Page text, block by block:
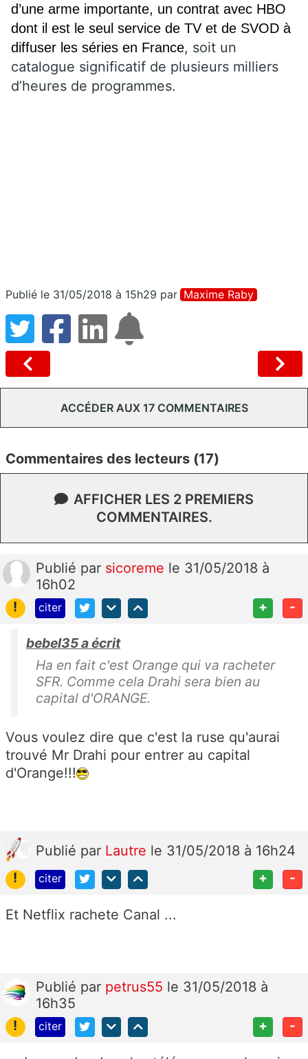
d’une arme importante, un contrat avec HBO
dont il est le seul service de TV et de SVOD à
diffuser les séries en France, soit un
catalogue significatif de plusieurs milliers
d’heures de programmes.
Publié le 31/05/2018 à 15h29 par Maxime Raby
ACCÉDER AUX 17 COMMENTAIRES
Commentaires des lecteurs (17)
AFFICHER LES 2 PREMIERS
COMMENTAIRES.
Publié par sicoreme le 31/05/2018 à
16h02
!
citer + -
bebel35 a écrit
Ha en fait c'est Orange qui va racheter
SFR. Comme cela Drahi sera bien au
capital d'ORANGE.
Vous voulez dire que c'est la ruse qu'aurai
trouvé Mr Drahi pour entrer au capital
d'Orange!!!
Publié par Lautre le 31/05/2018 à 16h24
!
citer + -
Et Netflix rachete Canal ...
Publié par petrus55 le 31/05/2018 à
16h35
!
citer + -